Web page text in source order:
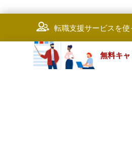
転職支援サービスを使
無料キ